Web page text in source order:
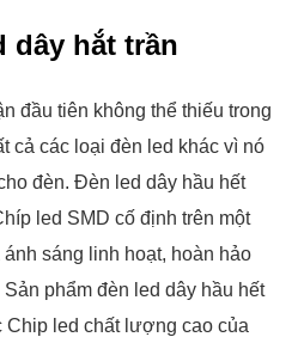
dây hắt trần
đầu tiên không thể thiếu trong
cả các loại đèn led khác vì nó
đèn. Đèn led dây hầu hết
led SMD cố định trên một
sáng linh hoạt, hoàn hảo
phẩm đèn led dây hầu hết
Chip led chất lượng cao của